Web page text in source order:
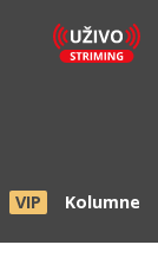
VIP Kolumne